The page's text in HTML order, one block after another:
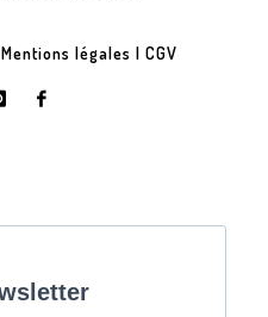
Mentions légales | CGV